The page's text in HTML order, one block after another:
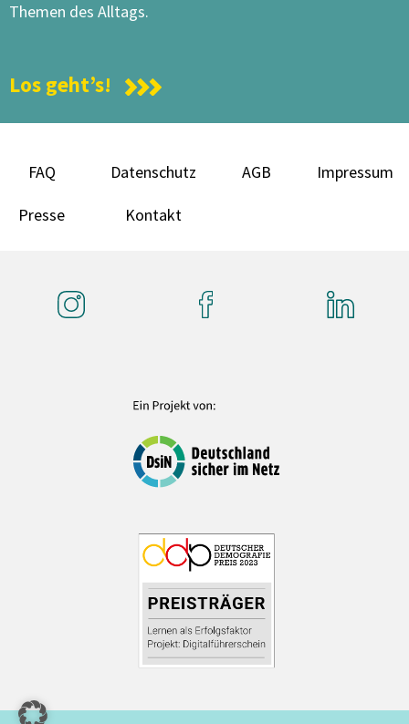
Themen des Alltags.
Los geht’s!
FAQ Datenschutz AGB Impressum
Presse Kontakt